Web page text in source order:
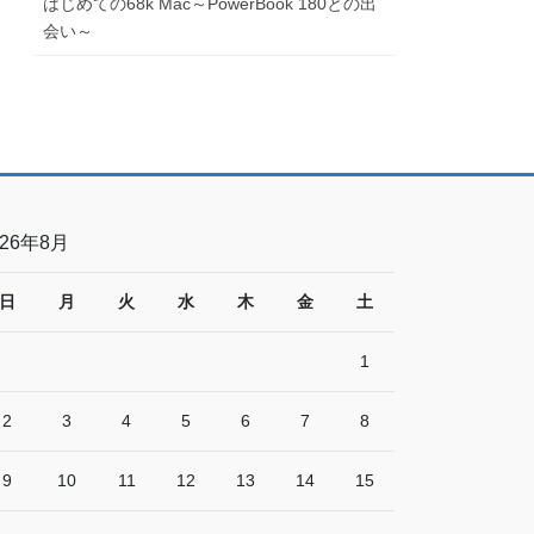
会い～
年8月
日 月 火 水 木 金 土
1
2 3 4 5 6 7 8
9 10 11 12 13 14 15